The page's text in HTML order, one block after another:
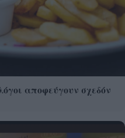
αποφεύγουν σχεδόν